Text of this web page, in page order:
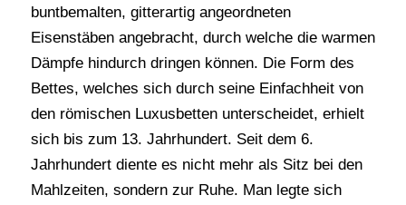
buntbemalten, gitterartig angeordneten
Eisenstäben angebracht, durch welche die warmen
Dämpfe hindurch dringen können. Die Form des
Bettes, welches sich durch seine Einfachheit von
den römischen Luxusbetten unterscheidet, erhielt
sich bis zum 13. Jahrhundert. Seit dem 6.
Jahrhundert diente es nicht mehr als Sitz bei den
Mahlzeiten, sondern zur Ruhe. Man legte sich